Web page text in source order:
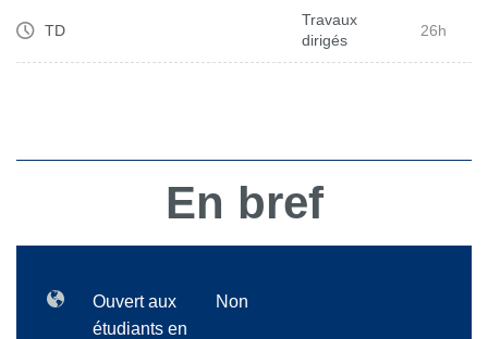
TD
Travaux
dirigés
26h
En bref
Ouvert aux
étudiants en
Non